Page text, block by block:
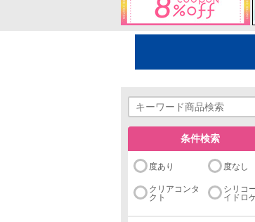
条件検索
度あり 度なし
クリアコンタ
クト
シリコ
イドロ